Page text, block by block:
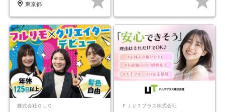
東京都
株式会社ＯＬＣ ＦＪＵＴプラス株式会社